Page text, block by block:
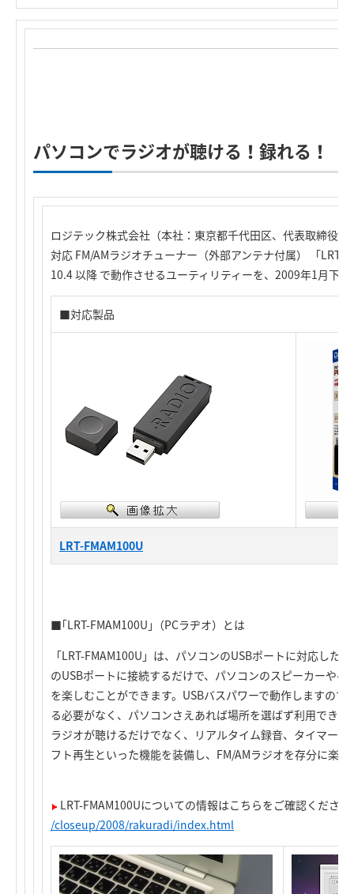
パソコンでラジオが聴ける！録れる！
ロジテック株式会社（本社：東京都千代田区、代表取締役
対応 FM/AMラジオチューナー（外部アンテナ付属） 「LRT-
10.4 以降 で動作させるユーティリティーを、2009年1月下
■対応製品
LRT-FMAM100U
■｢LRT-FMAM100U｣（PCラヂオ）とは
「LRT-FMAM100U」は、パソコンのUSBポートに対応した
のUSBポートに接続するだけで、パソコンのスピーカーや
を楽しむことができます。USBバスパワーで動作しますの
る必要がなく、パソコンさえあれば場所を選ばず利用できま
ラジオが聴けるだけでなく、リアルタイム録音、タイマー
フト再生といった機能を装備し、FM/AMラジオを存分に楽
LRT-FMAM100Uについての情報はこちらをご確認ください
/closeup/2008/rakuradi/index.html